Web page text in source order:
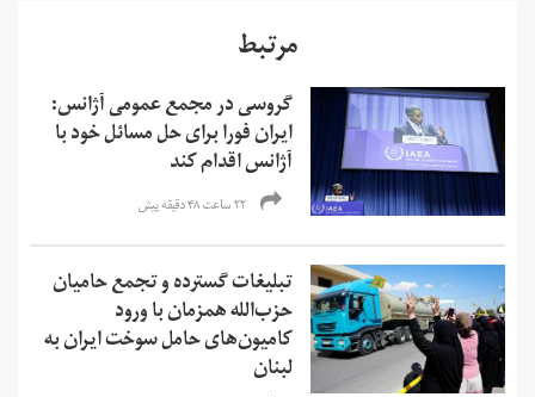
مرتبط
گروسی در مجمع عمومی آژانس:
ایران فورا برای حل مسائل خود با
آژانس اقدام کند
۲۲ ساعت ۴۸ دقیقه پیش
تبلیغات گسترده و تجمع حامیان
حزب‌الله همزمان با ورود
کامیون‌های حامل سوخت ایران به
لبنان